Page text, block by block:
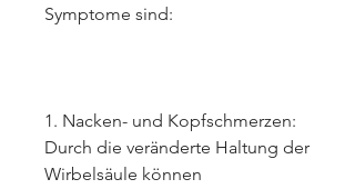
Symptome sind:
1. Nacken- und Kopfschmerzen:
Durch die veränderte Haltung der
Wirbelsäule können